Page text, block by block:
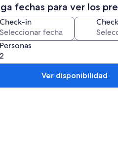
wifi gratis y ropa de cama
1 cama Queen size y sofá
fechas para ver los
Check-in
Personas
Ver disponibilidad